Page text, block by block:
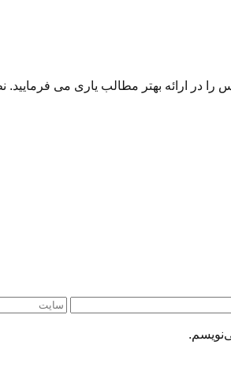
در ارائه بهتر مطالب یاری می